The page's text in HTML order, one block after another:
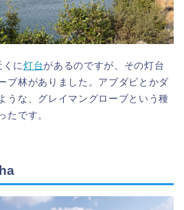
に 灯台があるのですが、その灯台
ブ林がありました。アブダビとかダ
うな、グレイマングローブという種
たです。